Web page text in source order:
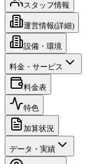
スタッフ情報
運営情報(詳細)
設備・環境
料金・サービス
料金表
特色
加算状況
データ・実績